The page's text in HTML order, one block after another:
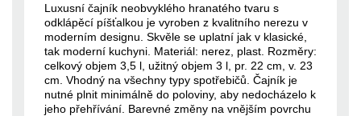
Luxusní čajník neobvyklého hranatého tvaru s
odklápěcí píšťalkou je vyroben z kvalitního nerezu v
moderním designu. Skvěle se uplatní jak v klasické,
tak moderní kuchyni. Materiál: nerez, plast. Rozměry:
celkový objem 3,5 l, užitný objem 3 l, pr. 22 cm, v. 23
cm. Vhodný na všechny typy spotřebičů. Čajník je
nutné plnit minimálně do poloviny, aby nedocházelo k
jeho přehřívání. Barevné změny na vnějším povrchu